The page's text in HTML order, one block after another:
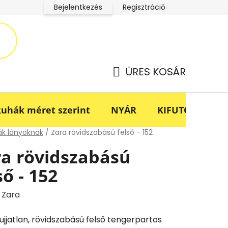
LucaBaba Klub adatkezelési tájékoztató
Bejelentkezés Regisztráció
ÜRES KOSÁR
méret szerint NYÁR KIFUTÓ -70%
lányoknak / Zara rövidszabású felső - 152
rövidszabású
- 152
Zara
rövidszabású felső tengerpartos